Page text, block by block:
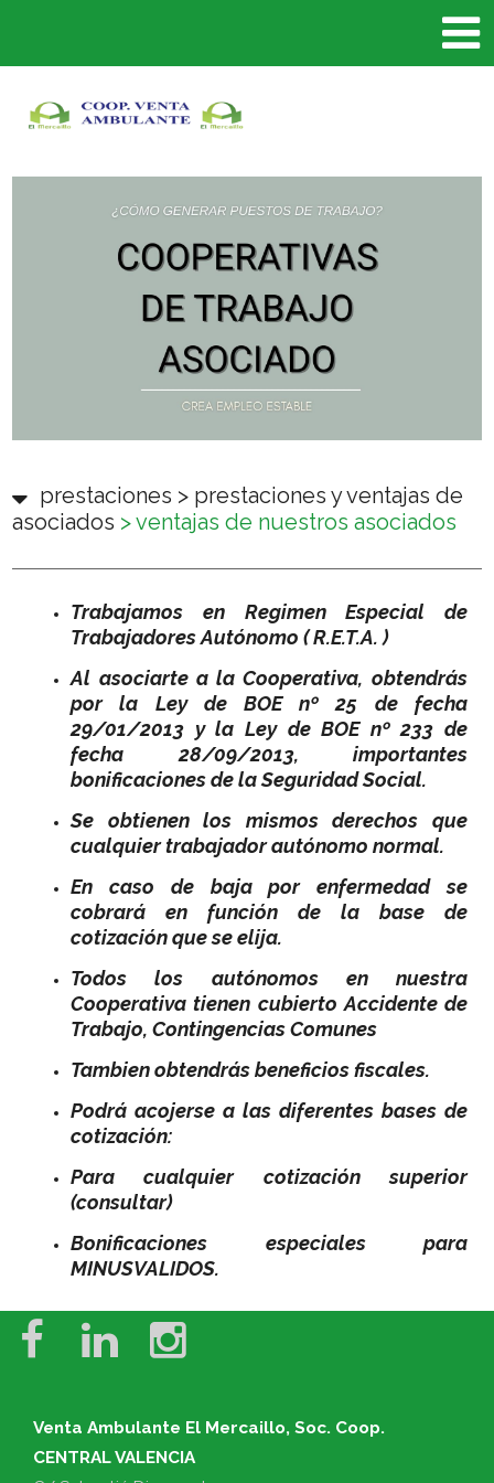
prestaciones > prestaciones y ventajas de
asociados >ventajas de nuestros asociados
Trabajamos en Regimen Especial de
Trabajadores Autónomo ( R.E.T.A. )
Al asociarte a la Cooperativa, obtendrás
por la Ley de BOE nº 25 de fecha
29/01/2013 y la Ley de BOE nº 233 de
fecha 28/09/2013, importantes
bonificaciones de la Seguridad Social.
Se obtienen los mismos derechos que
cualquier trabajador autónomo normal.
En caso de baja por enfermedad se
cobrará en función de la base de
cotización que se elija.
Todos los autónomos en nuestra
Cooperativa tienen cubierto Accidente de
Trabajo, Contingencias Comunes
Tambien obtendrás beneficios fiscales.
Podrá acojerse a las diferentes bases de
cotización:
Para cualquier cotización superior
(consultar)
Bonificaciones especiales para
MINUSVALIDOS.
Venta Ambulante El Mercaillo, Soc. Coop.
CENTRAL VALENCIA